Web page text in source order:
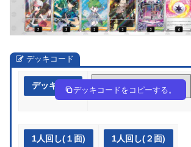
デッキコード
デッキ作成 gng9gQ-oaxZEv-gnQ9gQ
デッキコードをコピーする。
1人回し(１面) 1人回し(２面)